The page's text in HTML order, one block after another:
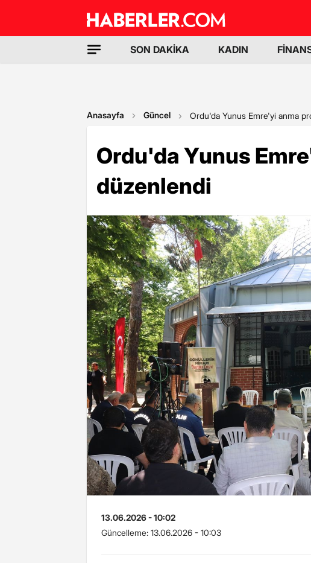
SON DAKİKA KADIN
Anasayfa Güncel Ordu'da Yunus Emre'yi anma
Ordu'da Yunus
düzenlendi
13.06.2026 - 10:02
Güncelleme: 13.06.2026 - 10:03